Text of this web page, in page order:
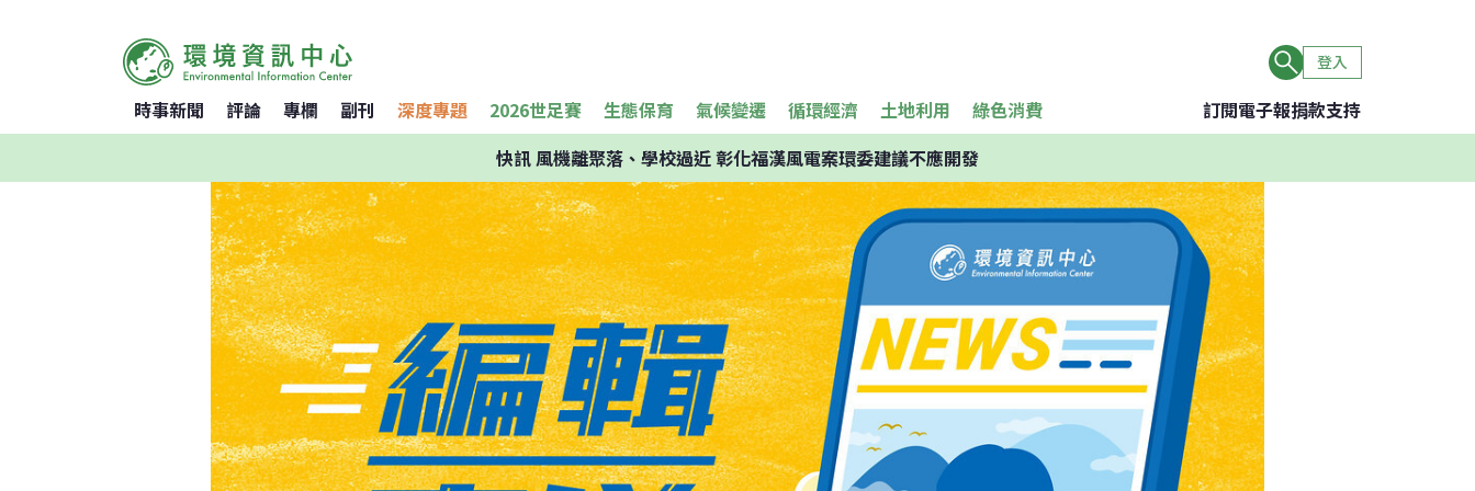
登入
時事新聞 評論 專欄 副刊 深度專題 2026世足賽 生態保育 氣候變遷 循環經濟 土地利用 綠色消費 訂閱電子報捐款支持
快訊風機離聚落、學校過近 彰化福漢風電案環委建議不應開發